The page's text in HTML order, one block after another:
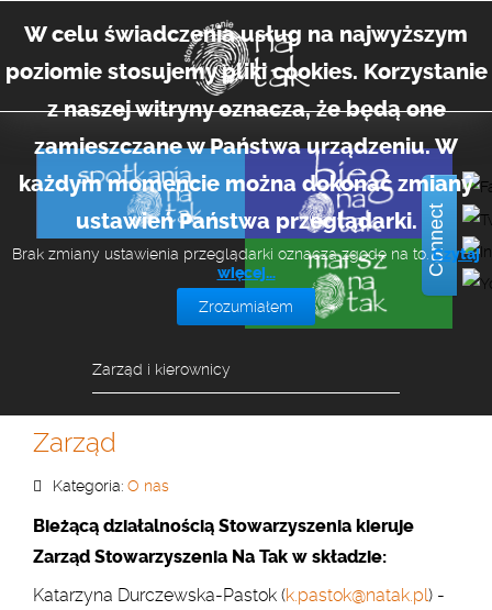
Zarząd i kierownicy
Zarząd
Kategoria: O nas
Bieżącą działalnością Stowarzyszenia kieruje
Zarząd Stowarzyszenia Na Tak w składzie:
Katarzyna Durczewska-Pastok (k.pastok@natak.pl) -
Connect
W celu świadczenia usług na najwyższym
poziomie stosujemy pliki cookies. Korzystanie
z naszej witryny oznacza, że będą one
zamieszczane w Państwa urządzeniu. W
każdym momencie można dokonać zmiany
ustawień Państwa przeglądarki.
Brak zmiany ustawienia przeglądarki oznacza zgodę na to.Czytaj
więcej…
Zrozumiałem